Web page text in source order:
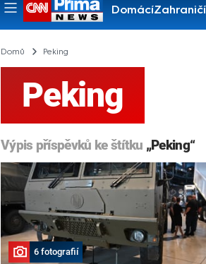
DomácíZahraničí
Pořady
Domů Peking
Peking
Výpis příspěvků ke štítku „Peking“
6 fotografií